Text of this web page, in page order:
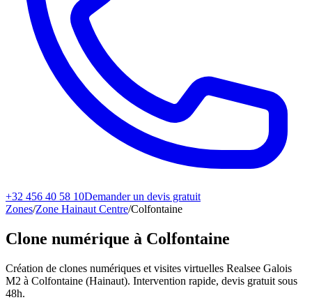
+32 456 40 58 10Demander un devis gratuit
Zones/Zone Hainaut Centre/Colfontaine
Clone numérique à Colfontaine
Création de clones numériques et visites virtuelles Realsee Galois
M2 à Colfontaine (Hainaut). Intervention rapide, devis gratuit sous
48h.